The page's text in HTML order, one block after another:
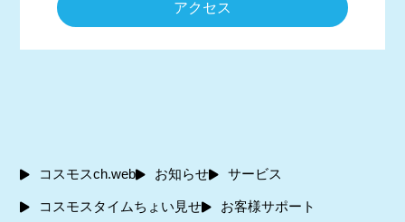
アクセス
コスモスch.web お知らせ サービス
コスモスタイムちょい見せ お客様サポート